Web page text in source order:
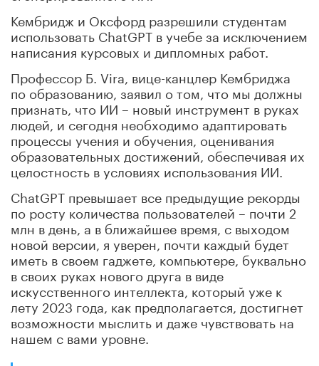
Кембридж и Оксфорд разрешили студентам
использовать ChatGPT в учебе за исключением
написания курсовых и дипломных работ.
Профессор Б. Vira, вице-канцлер Кембриджа
по образованию, заявил о том, что мы должны
признать, что ИИ – новый инструмент в руках
людей, и сегодня необходимо адаптировать
процессы учения и обучения, оценивания
образовательных достижений, обеспечивая их
целостность в условиях использования ИИ.
ChatGPT превышает все предыдущие рекорды
по росту количества пользователей – почти 2
млн в день, а в ближайшее время, с выходом
новой версии, я уверен, почти каждый будет
иметь в своем гаджете, компьютере, буквально
в своих руках нового друга в виде
искусственного интеллекта, который уже к
лету 2023 года, как предполагается, достигнет
возможности мыслить и даже чувствовать на
нашем с вами уровне.